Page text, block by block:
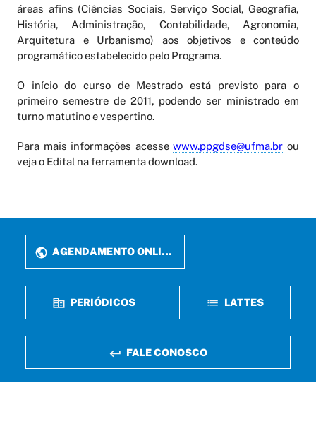
áreas afins (Ciências Sociais, Serviço Social, Geografia,
História, Administração, Contabilidade, Agronomia,
Arquitetura e Urbanismo) aos objetivos e conteúdo
programático estabelecido pelo Programa.
O início do curso de Mestrado está previsto para o
primeiro semestre de 2011, podendo ser ministrado em
turno matutino e vespertino.
Para mais informações acessewww.ppgdse@ufma.br ou
veja o Edital na ferramenta download.
AGENDAMENTO ONLINE
PERIÓDICOS LATTES
FALE CONOSCO